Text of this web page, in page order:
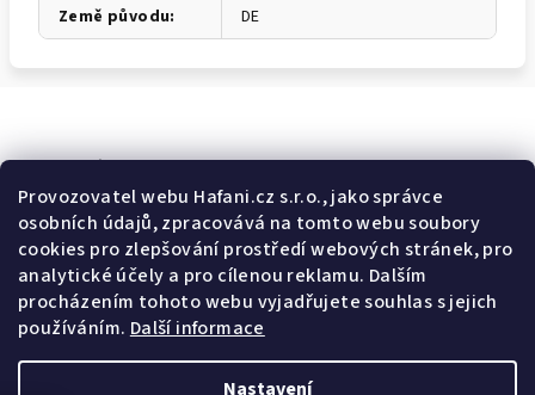
Provozovatel webu Hafani.cz s.r.o., jako správce
osobních údajů, zpracovává na tomto webu soubory
cookies pro zlepšování prostředí webových stránek, pro
analytické účely a pro cílenou reklamu. Dalším
procházením tohoto webu vyjadřujete souhlas s jejich
používáním. Další informace
Nastavení
Země původu: DE
Odebírat newsletter
E-mail
Potvrzuji souhlas svšeobecnými obchodními podmínkami a
spodmínkami zpracovávání a ochrany osobních údajů .
Přihlásit se